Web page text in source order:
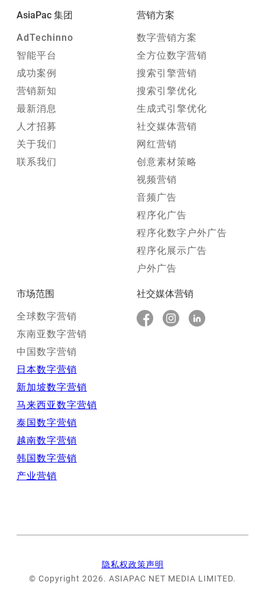
社交媒体营销
AsiaPac 集团
AdTechinno
智能平台
成功案例
营销新知
最新消息
人才招募
关于我们
联系我们
营销方案
数字营销方案
全方位数字营销
搜索引擎营销
搜索引擎优化
生成式引擎优化
社交媒体营销
网红营销
创意素材策略
视频营销
音频广告
程序化广告
程序化数字户外广告
程序化展示广告
户外广告
市场范围
全球数字营销
东南亚数字营销
中国数字营销
日本数字营销
新加坡数字营销
马来西亚数字营销
泰国数字营销
越南数字营销
韩国数字营销
产业营销
隐私权政策声明
© Copyright 2026. ASIAPAC NET MEDIA LIMITED.